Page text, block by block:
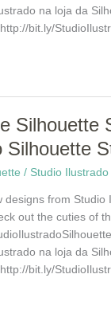
na loja da
bit.ly/
Silhouette
Silhouette
/ Studio Ilustrado
designs from Studio
out the cuties of
na loja da
bit.ly/